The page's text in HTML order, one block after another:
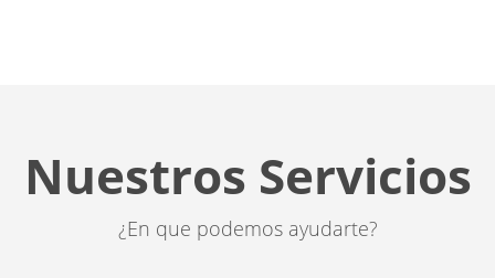
Nuestros Servicios
¿En que podemos ayudarte?